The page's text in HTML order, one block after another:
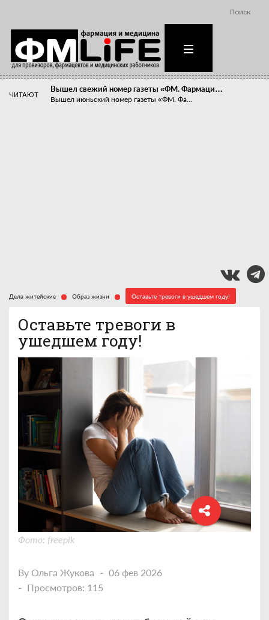
Поиск
ЧИТАЮТ
Вышел свежий номер газеты «ФМ. Фармаци…
Вышел июньский номер газеты «ФМ. Фа...
Дела житейские Образ жизни Оставьте тревоги в ушедшем году!
Оставьте тревоги в
ушедшем году!
Фото: freepik
By Ольга Жукова
06 фев 2026
Просмотров: 115